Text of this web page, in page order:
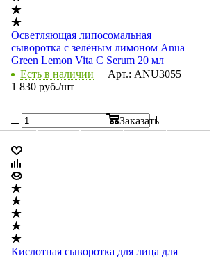
Осветляющая липосомальная
сыворотка с зелёным лимоном Anua
Green Lemon Vita C Serum 20 мл
Есть в наличии
Арт.: ANU3055
1 830 руб./шт
Заказать
Кислотная сыворотка для лица для